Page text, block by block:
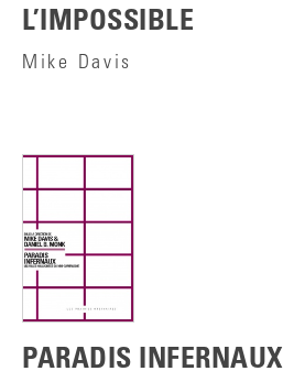
L’IMPOSSIBLE
Mike Davis
PARADIS INFERNAUX